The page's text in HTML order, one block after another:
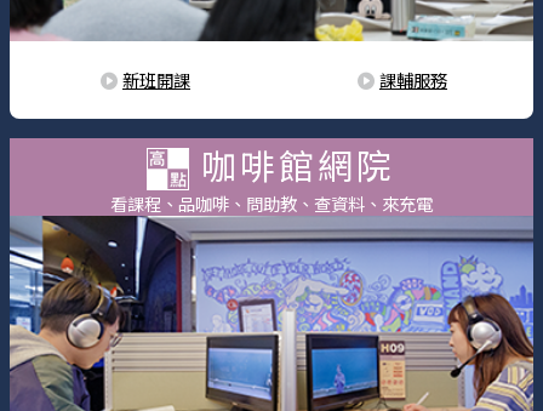
新班開課 課輔服務
咖啡館網院
看課程、品咖啡、問助教、查資料、來充電